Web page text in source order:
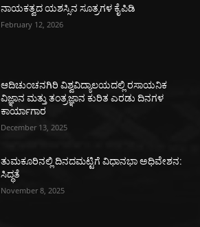
ನಾಯಕತ್ವದ ಯಶಸ್ಸಿನ ಸೂತ್ರಗಳ ಕೈಪಿಡಿ
February 12, 2026
ಆದಿಚುಂಚನಗಿರಿ ವಿಶ್ವವಿದ್ಯಾಲಯದಲ್ಲಿ ರಸಾಯನಿಕ
ವಿಜ್ಞಾನ ಮತ್ತು ತಂತ್ರಜ್ಞಾನ ಕುರಿತ ಎರಡು ದಿನಗಳ
ಕಾರ್ಯಾಗಾರ
December 13, 2025
ತುಮಕೂರಿನಲ್ಲಿ ದಿನದಮಟ್ಟಿಗೆ ವಿಧಾನಭಾ ಅಧಿವೇಶನ:
ಸಿದ್ಧತೆ
November 8, 2025